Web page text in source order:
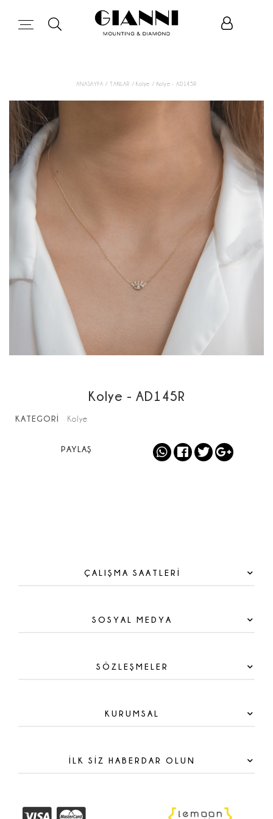
/ Kolye - AD145R
Kolye - AD145R
KATEGORİ Kolye
PAYLAŞ
ÇALIŞMA SAATLERİ
SOSYAL MEDYA
SÖZLEŞMELER
KURUMSAL
İLK SİZ HABERDAR OLUN